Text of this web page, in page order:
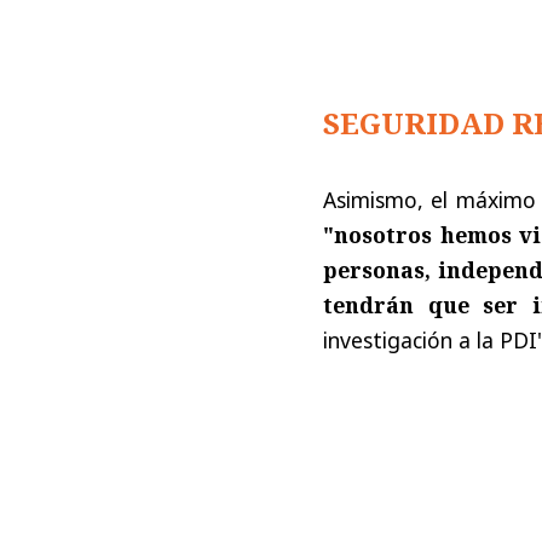
SEGURIDAD
Asimismo, el
"nosotros hemos
personas,
tendrán que ser
investigación a la